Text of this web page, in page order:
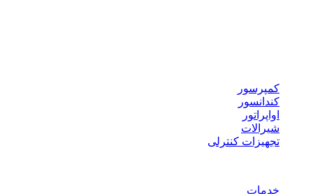
کمپرسور
کندانسور
اواپراتور
شیرالات
تجهیزات کنترلی
خدمات